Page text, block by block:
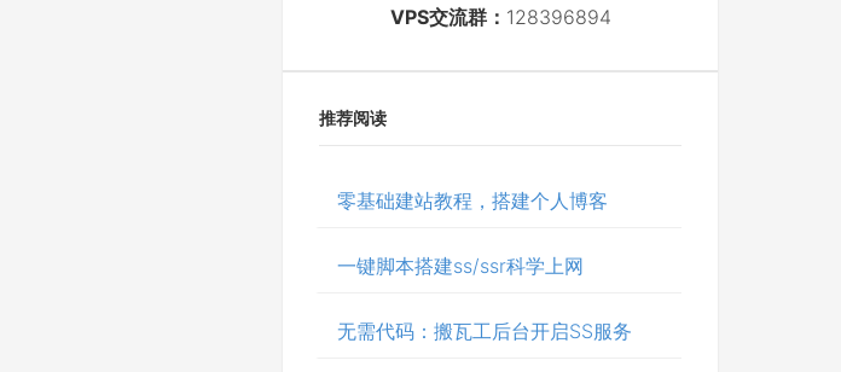
VPS交流群： 128396894
推荐阅读
零基础建站教程，搭建个人博客
一键脚本搭建ss/ssr科学上网
无需代码：搬瓦工后台开启SS服务